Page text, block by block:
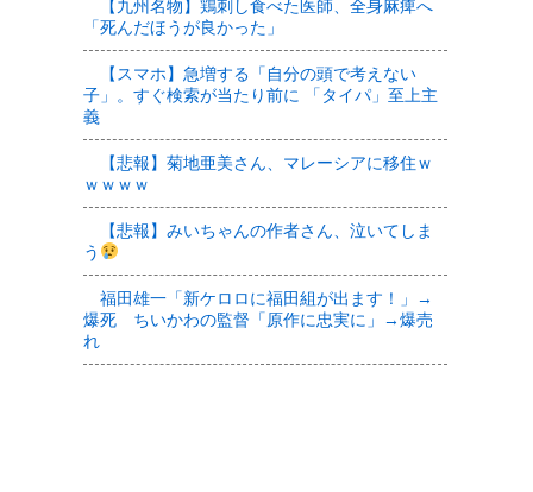
【九州名物】鶏刺し食べた医師、全身麻痺へ
「死んだほうが良かった」
【スマホ】急増する「自分の頭で考えない
子」。すぐ検索が当たり前に 「タイパ」至上主
義
【悲報】菊地亜美さん、マレーシアに移住ｗ
ｗｗｗｗ
【悲報】みいちゃんの作者さん、泣いてしま
う
福田雄一「新ケロロに福田組が出ます！」→
爆死 ちいかわの監督「原作に忠実に」→爆売
れ